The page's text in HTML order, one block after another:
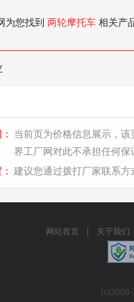
为您找到 两轮摩托车 相关产
当前页为价格信息展示，
界工厂网对此不承担任何保
建议您通过拨打厂家联系
网站首页 关于我们